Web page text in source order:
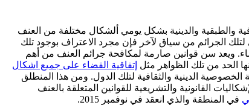
والطبقية والدينية بشكل يومي ألشكال مختلفة من العنف
الجرائم من سياق لآخر فإن مجرد الاعتراف بوجود تلك
ويعد سن قوانين صارمة لمكافحة جرائم العنف من أهم
الحد من تلك الظواهر مثل إتفاقية القضاء على جميع اشكال
الدينية والثقافية لتلك الدول. ومن هذا المنطلق
القانونية والتشريعية للقوانين المتعلقة بالعنف
في المنطقة والذي انعقد في نوفمبر 2015.